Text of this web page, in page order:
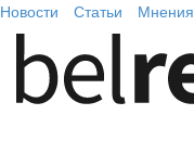
Новости Статьи Мнения